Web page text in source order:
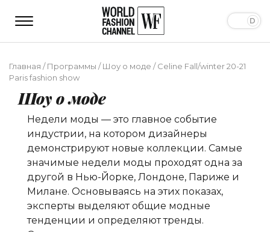
Главная /Программы /Шоу о моде /Сeline Fall/winter 20-21
Paris fashion show
Шоу о моде
Недели моды — это главное событие
индустрии, на котором дизайнеры
демонстрируют новые коллекции. Самые
значимые недели моды проходят одна за
другой в Нью-Йорке, Лондоне, Париже и
Милане. Основываясь на этих показах,
эксперты выделяют общие модные
тенденции и определяют тренды.